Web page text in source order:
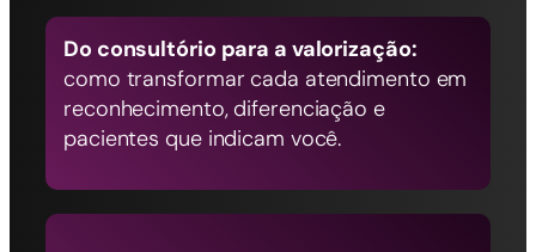
Do consultório para a valorização:
como transformar cada atendimento em
reconhecimento, diferenciação e
pacientes que indicam você.